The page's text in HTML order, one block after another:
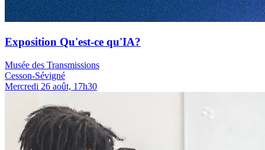
Exposition Qu'est-ce qu'IA?
Musée des Transmissions
Cesson-Sévigné
Mercredi 26 août, 17h30